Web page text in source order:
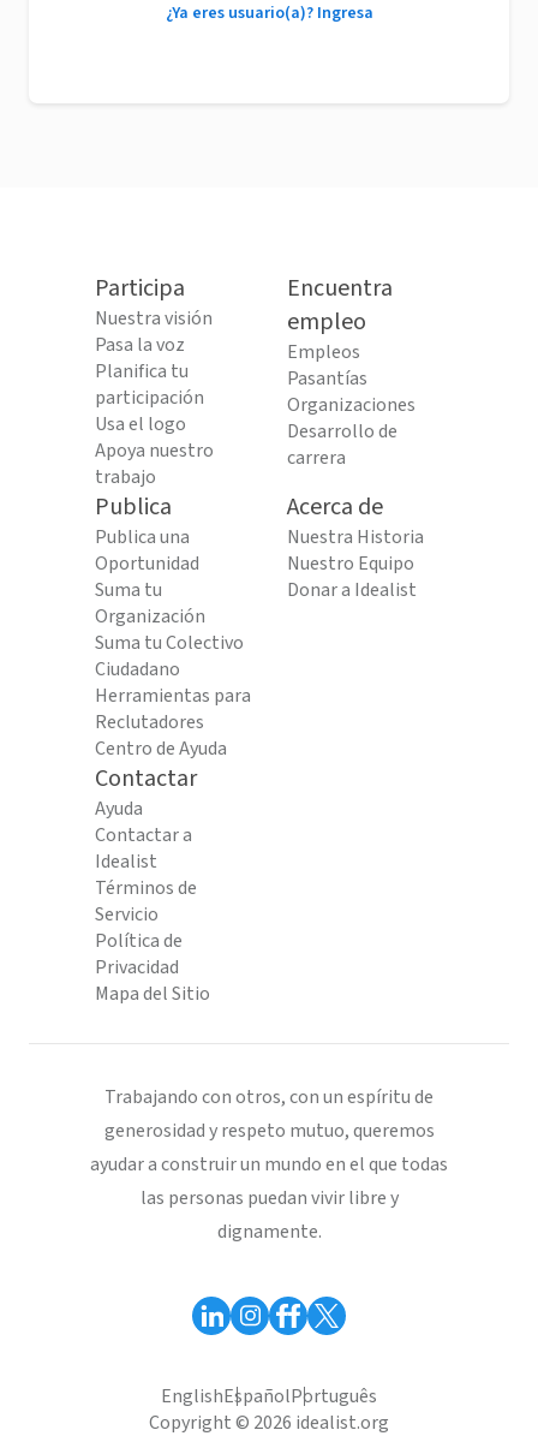
¿Ya eres usuario(a)? Ingresa
Participa
Nuestra visión
Pasa la voz
Planifica tu
participación
Usa el logo
Apoya nuestro
trabajo
Encuentra
empleo
Empleos
Pasantías
Organizaciones
Desarrollo de
carrera
Publica
Publica una
Oportunidad
Suma tu
Organización
Suma tu Colectivo
Ciudadano
Herramientas para
Reclutadores
Centro de Ayuda
Acerca de
Nuestra Historia
Nuestro Equipo
Donar a Idealist
Contactar
Ayuda
Contactar a
Idealist
Términos de
Servicio
Política de
Privacidad
Mapa del Sitio
Trabajando con otros, con un espíritu de
generosidad y respeto mutuo, queremos
ayudar a construir un mundo en el que todas
las personas puedan vivir libre y
dignamente.
EnglishEspañolPortuguês
Copyright © 2026 idealist.org